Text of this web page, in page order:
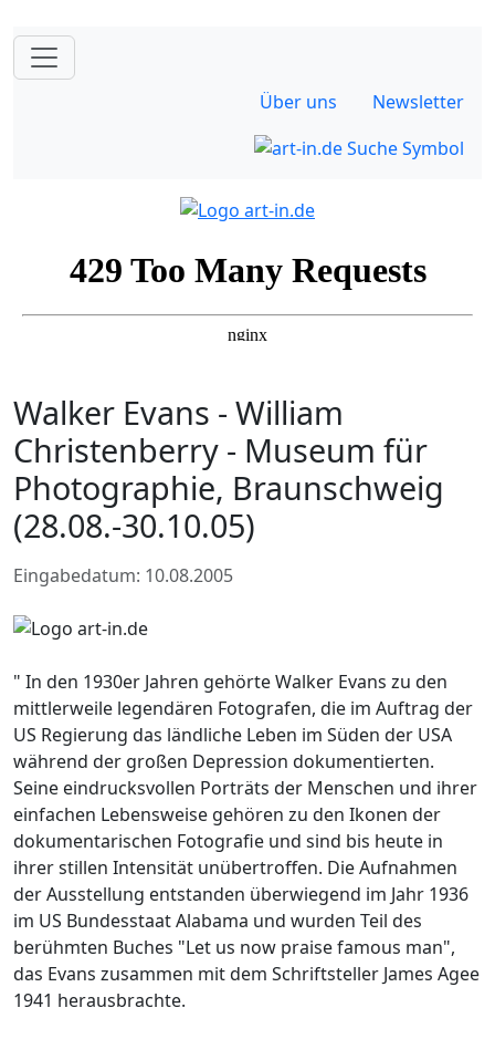
Über uns Newsletter
Walker Evans - William
Christenberry - Museum für
Photographie, Braunschweig
(28.08.-30.10.05)
Eingabedatum: 10.08.2005
" In den 1930er Jahren gehörte Walker Evans zu den
mittlerweile legendären Fotografen, die im Auftrag der
US Regierung das ländliche Leben im Süden der USA
während der großen Depression dokumentierten.
Seine eindrucksvollen Porträts der Menschen und ihrer
einfachen Lebensweise gehören zu den Ikonen der
dokumentarischen Fotografie und sind bis heute in
ihrer stillen Intensität unübertroffen. Die Aufnahmen
der Ausstellung entstanden überwiegend im Jahr 1936
im US Bundesstaat Alabama und wurden Teil des
berühmten Buches "Let us now praise famous man",
das Evans zusammen mit dem Schriftsteller James Agee
1941 herausbrachte.